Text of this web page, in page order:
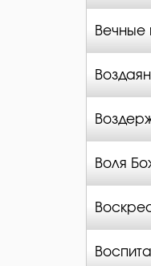
Вечные
Воля